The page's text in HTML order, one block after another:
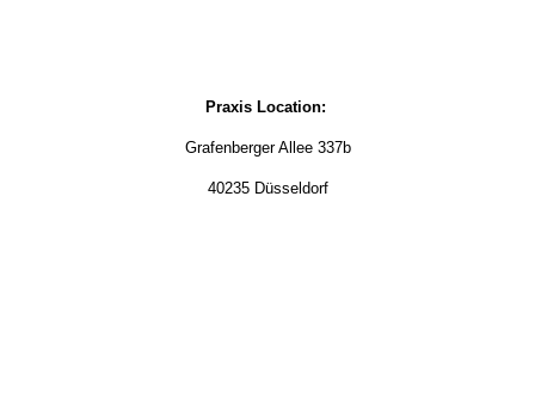
Praxis Location:
Grafenberger Allee 337b
40235 Düsseldorf